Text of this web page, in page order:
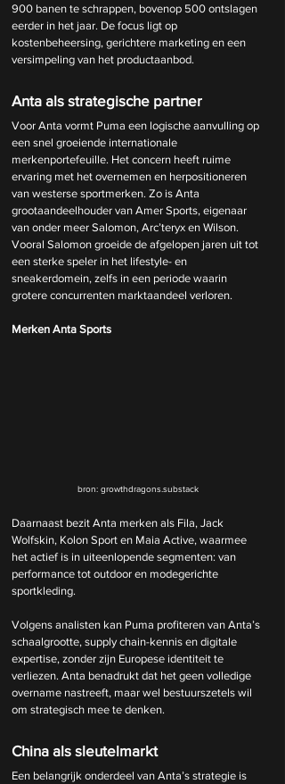
900 banen te schrappen, bovenop 500 ontslagen
eerder in het jaar. De focus ligt op
kostenbeheersing, gerichtere marketing en een
versimpeling van het productaanbod.
Anta als strategische partner
Voor Anta vormt Puma een logische aanvulling op
een snel groeiende internationale
merkenportefeuille. Het concern heeft ruime
ervaring met het overnemen en herpositioneren
van westerse sportmerken. Zo is Anta
grootaandeelhouder van Amer Sports, eigenaar
van onder meer Salomon, Arc’teryx en Wilson.
Vooral Salomon groeide de afgelopen jaren uit tot
een sterke speler in het lifestyle- en
sneakerdomein, zelfs in een periode waarin
grotere concurrenten marktaandeel verloren.
Merken Anta Sports
bron: growthdragons.substack
Daarnaast bezit Anta merken als Fila, Jack
Wolfskin, Kolon Sport en Maia Active, waarmee
het actief is in uiteenlopende segmenten: van
performance tot outdoor en modegerichte
sportkleding.
Volgens analisten kan Puma profiteren van Anta’s
schaalgrootte, supply chain-kennis en digitale
expertise, zonder zijn Europese identiteit te
verliezen. Anta benadrukt dat het geen volledige
overname nastreeft, maar wel bestuurszetels wil
om strategisch mee te denken.
China als sleutelmarkt
Een belangrijk onderdeel van Anta’s strategie is